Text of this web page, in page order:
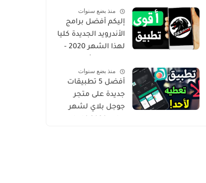
Goldمنذ بضع سنوات
إليكم أفضل برامج
الأندرويد الجديدة كليا
لهذا الشهر 2020 -
حصري من أروع ما
شرحت
منذ بضع سنوات
أفضل 5 تطبيقات
جديدة على متجر
جوجل بلاي لشهر